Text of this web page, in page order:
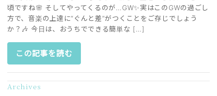
頃ですね🌸 そしてやってくるのが…GW✨実はこのGWの過ごし
方で、音楽の上達に“ぐんと差”がつくことをご存じでしょう
か？🎶 今日は、おうちでできる簡単な […]
この記事を読む
Archives